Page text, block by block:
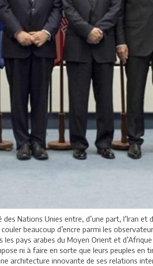
Nations Unies entre, d’une part, l’Iran
beaucoup d’encre parmi les
pays arabes du Moyen Orient et
ni à faire en sorte que leurs peuples en
architecture innovante de ses relations